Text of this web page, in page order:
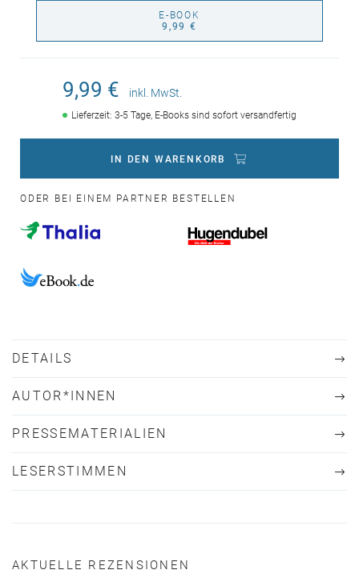
E-BOOK
9,99 €
9,99 € inkl. MwSt.
Lieferzeit: 3-5 Tage, E-Books sind sofort versandfertig
IN DEN WARENKORB
ODER BEI EINEM PARTNER BESTELLEN
DETAILS
AUTOR*INNEN
PRESSEMATERIALIEN
LESERSTIMMEN
AKTUELLE REZENSIONEN